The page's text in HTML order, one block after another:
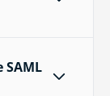
SAML